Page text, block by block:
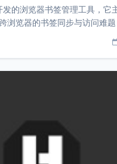
的浏览器书签管理工具，它
浏览器的书签同步与访问难题
ZMark官网地址：